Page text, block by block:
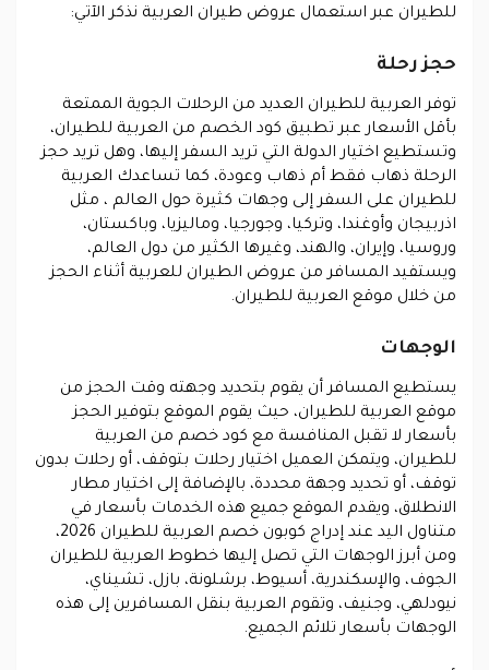
للطيران عبر استعمال عروض طيران العربية نذكر الآتي:
حجز رحلة
توفر العربية للطيران العديد من الرحلات الجوية الممتعة
بأقل الأسعار عبر تطبيق كود الخصم من العربية للطيران،
وتستطيع اختيار الدولة التي تريد السفر إليها، وهل تريد حجز
الرحلة ذهاب فقط أم ذهاب وعودة، كما تساعدك العربية
للطيران على السفر إلى وجهات كثيرة حول العالم ، مثل
اذربيجان وأوغندا، وتركيا، وجورجيا، وماليزيا، وباكستان،
وروسيا، وإيران، والهند، وغيرها الكثير من دول العالم،
ويستفيد المسافر من عروض الطيران للعربية أثناء الحجز
من خلال موقع العربية للطيران.
الوجهات
يستطيع المسافر أن يقوم بتحديد وجهته وقت الحجز من
موقع العربية للطيران، حيث يقوم الموقع بتوفير الحجز
بأسعار لا تقبل المنافسة مع كود خصم من العربية
للطيران، ويتمكن العميل اختيار رحلات بتوقف، أو رحلات بدون
توقف، أو تحديد وجهة محددة، بالإضافة إلى اختيار مطار
الانطلاق، ويقدم الموقع جميع هذه الخدمات بأسعار في
متناول اليد عند إدراج كوبون خصم العربية للطيران 2026،
ومن أبرز الوجهات التي تصل إليها خطوط العربية للطيران
الجوف، والإسكندرية، أسيوط، برشلونة، بازل، تشيناي،
نيودلهي، وجنيف، وتقوم العربية بنقل المسافرين إلى هذه
الوجهات بأسعار تلائم الجميع.